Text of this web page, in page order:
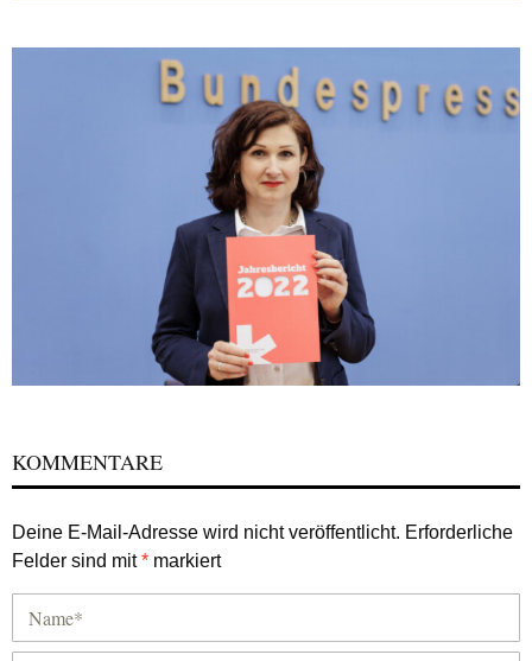
KOMMENTARE
Deine E-Mail-Adresse wird nicht veröffentlicht. Erforderliche
Felder sind mit* markiert